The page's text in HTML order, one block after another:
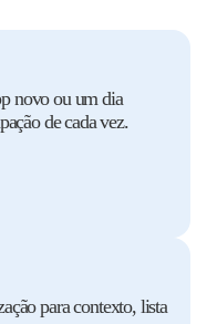
novo ou um dia
de cada vez.
para contexto, lista